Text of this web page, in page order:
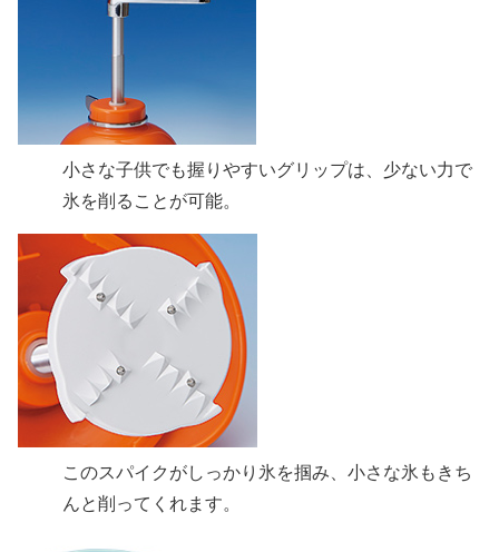
小さな子供でも握りやすいグリップは、少ない力で
氷を削ることが可能。
このスパイクがしっかり氷を掴み、小さな氷もきち
んと削ってくれます。